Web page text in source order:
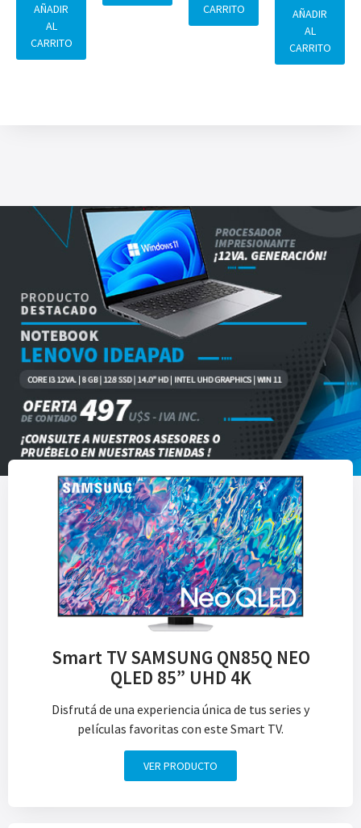
AÑADIR
AL
CARRITO
CARRITO
AÑADIR
AL
CARRITO
Smart TV SAMSUNG QN85Q NEO
QLED 85” UHD 4K
Disfrutá de una experiencia única de tus series y
películas favoritas con este Smart TV.
VER PRODUCTO